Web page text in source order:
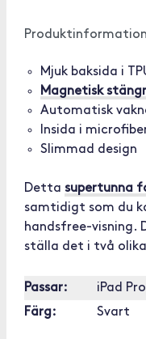
Produktinformation
Mjuk baksida i
Magnetisk
Automatisk
Insida i
Slimmad design
Detta supertunna
samtidigt som du
handsfree-visning.
ställa det i två
Passar:
iPad
Färg:
Svart